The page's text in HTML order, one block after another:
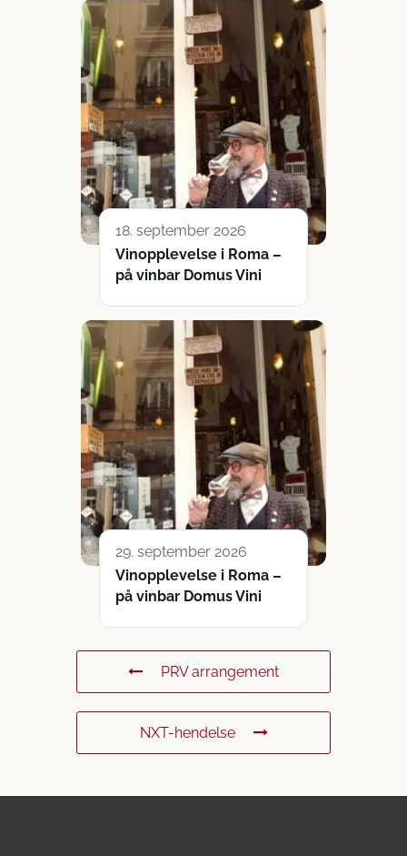
18. september 2026
Vinopplevelse i Roma –
på vinbar Domus Vini
29. september 2026
Vinopplevelse i Roma –
på vinbar Domus Vini
PRV arrangement
NXT-hendelse